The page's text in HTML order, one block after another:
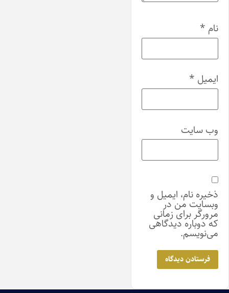
نام *
ایمیل *
وب‌ سایت
ذخیره نام، ایمیل و
وبسایت من در
مرورگر برای زمانی
که دوباره دیدگاهی
می‌نویسم.